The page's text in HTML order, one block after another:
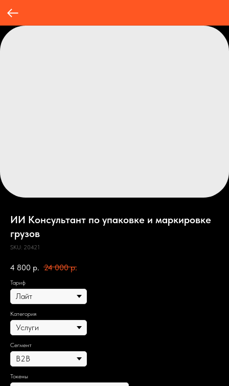
ИИ Консультант по упаковке и маркировке
грузов
SKU: 20421
4 800 р. 24 000 р.
Тариф
Категория
Сегмент
Токены